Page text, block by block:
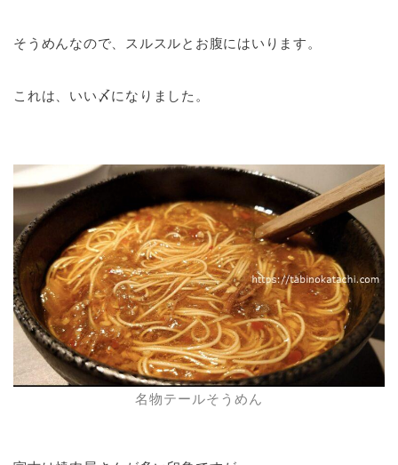
そうめんなので、スルスルとお腹にはいります。
これは、いい〆になりました。
名物テールそうめん